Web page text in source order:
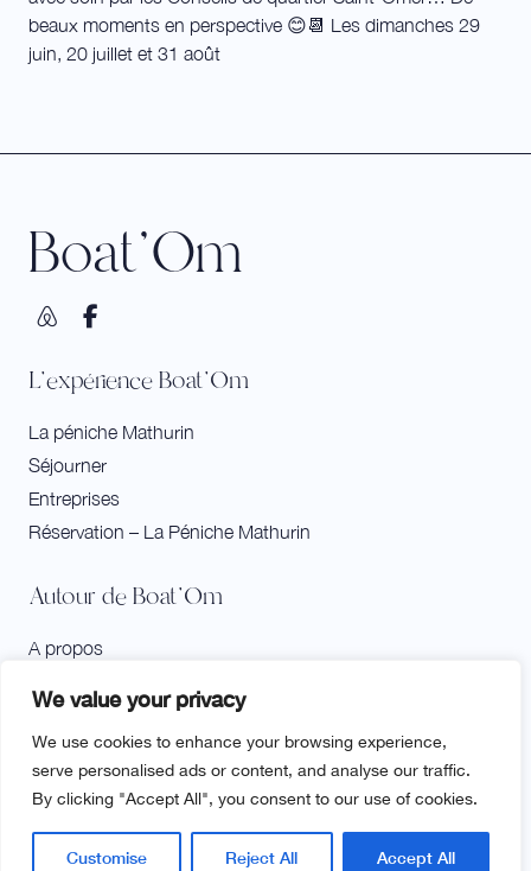
We value your privacy
We use cookies to enhance your browsing experience,
serve personalised ads or content, and analyse our traffic.
By clicking "Accept All", you consent to our use of cookies.
Customise Reject All Accept All
beaux moments en perspective 😊📆 Les dimanches 29
juin, 20 juillet et 31 août
Boat'Om
L'expérience Boat'Om
La péniche Mathurin
Séjourner
Entreprises
Réservation – La Péniche Mathurin
Autour de Boat'Om
A propos
Agenda et activités à bord
Mentions Légales